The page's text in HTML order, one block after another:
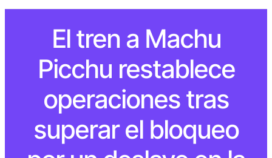
El tren a Machu
Picchu restablece
operaciones tras
superar el bloqueo